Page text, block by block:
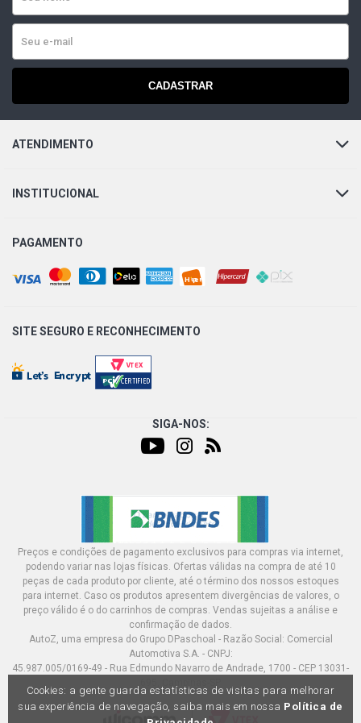
CADASTRAR
ATENDIMENTO
INSTITUCIONAL
PAGAMENTO
SITE SEGURO E RECONHECIMENTO
SIGA-NOS:
Preços e condições de pagamento exclusivos para compras via internet,
podendo variar nas lojas físicas. Ofertas válidas na compra de até 10
peças de cada produto por cliente, até o término dos nossos estoques
para internet. Caso os produtos apresentem divergências de valores, o
preço válido é o do carrinhos de compras. Vendas sujeitas a análise e
confirmação de dados.
AutoZ, uma empresa do Grupo DPaschoal - Razão Social: Comercial
Automotiva S.A. - CNPJ:
45.987.005/0169-49 - Rua Edmundo Navarro de Andrade, 1700 - CEP 13031-
Cookies: a gente guarda estatísticas de visitas para melhorar
sua experiência de navegação, saiba mais em nossa Política de